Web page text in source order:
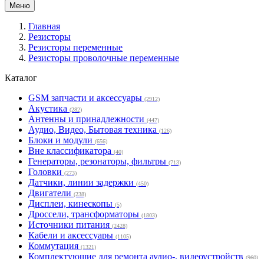
Меню
Главная
Резисторы
Резисторы переменные
Резисторы проволочные переменные
Каталог
GSM запчасти и аксессуары (2912)
Акустика (282)
Антенны и принадлежности (447)
Аудио, Видео, Бытовая техника (126)
Блоки и модули (656)
Вне классификатора (40)
Генераторы, резонаторы, фильтры (713)
Головки (273)
Датчики, линии задержки (450)
Двигатели (238)
Дисплеи, кинескопы (5)
Дроссели, трансформаторы (1803)
Источники питания (2428)
Кабели и аксессуары (1105)
Коммутация (1321)
Комплектующие для ремонта аудио-, видеоустройств (960)